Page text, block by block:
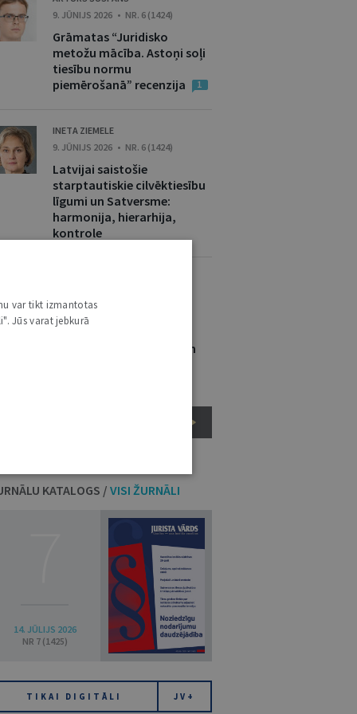
9. JŪNIJS 2026 • NR. 6 (1424)
Grāmatas “Juridisko
metožu mācība. Astoņi soļi
tiesību normu
piemērošanā” recenzija
1
INETA ZIEMELE
9. JŪNIJS 2026 • NR. 6 (1424)
Latvijai saistošie
starptautiskie cilvēktiesību
līgumi un Satversme:
harmonija, hierarhija,
kontrole
Valsts pārvaldes
nepieciešamu reformu un
KATALOGS /VISI ŽURNĀLI
14. JŪLIJS 2026
NR 7 (1425)
TIKAI DIGITĀLI JV+
var tikt izmantotas
Jūs varat jebkurā